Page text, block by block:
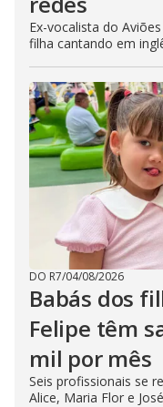
Ex-vocalista do
filha cantando em
DO R7/04/08/2026
Babás dos
Felipe têm
mil por mês
Seis profissionais se
Alice, Maria Flor e